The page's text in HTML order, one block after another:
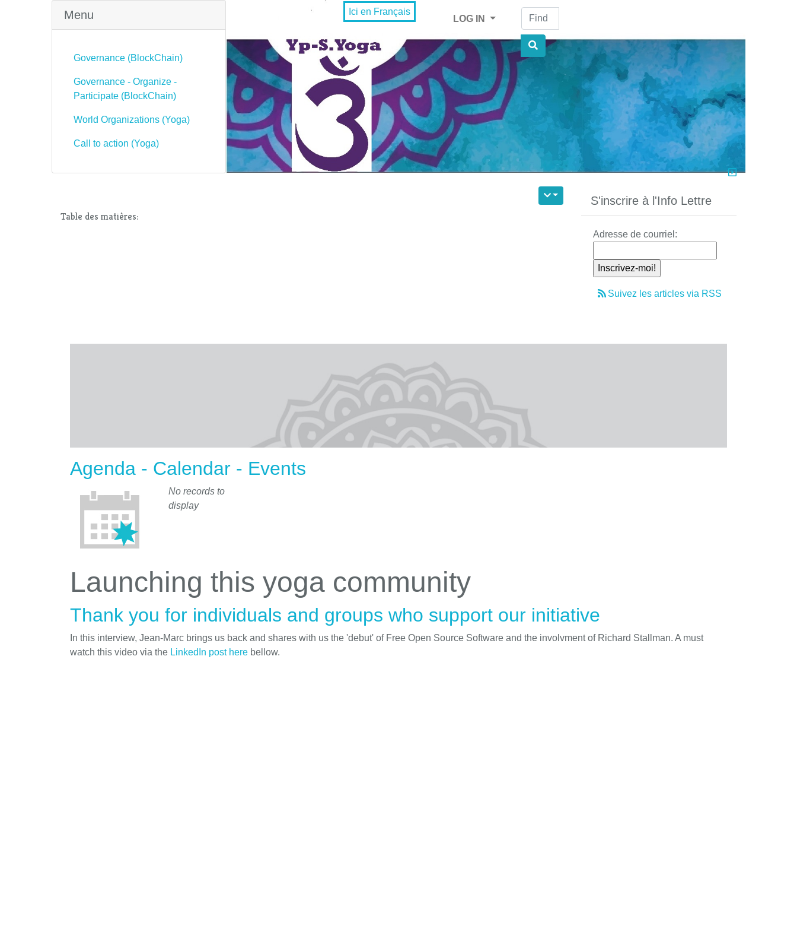
Menu
Governance (BlockChain)
Governance - Organize -
Participate (BlockChain)
World Organizations (Yoga)
Call to action (Yoga)
Ici en Français
LOG IN
Find
Table des matières:
S'inscrire à l'Info Lettre
Adresse de courriel:
Suivez les articles via RSS
Agenda - Calendar - Events
No records to
display
Launching this yoga community
Thank you for individuals and groups who support our initiative
In this interview, Jean-Marc brings us back and shares with us the 'debut' of Free Open Source Software and the involvment of Richard Stallman. A must
watch this video via the LinkedIn post here bellow.